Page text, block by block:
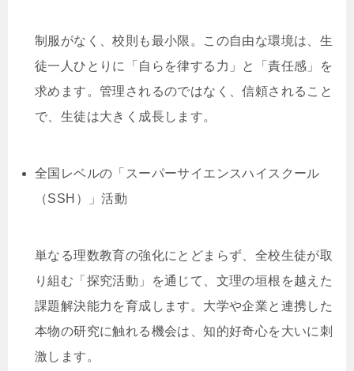
制服がなく、校則も最小限。この自由な環境は、生
徒一人ひとりに「自らを律する力」と「責任感」を
求めます。管理されるのではなく、信頼されること
で、生徒は大きく成長します。
全国レベルの「スーパーサイエンスハイスクール
（SSH）」活動
単なる理数教育の強化にとどまらず、全校生徒が取
り組む「探究活動」を通じて、文理の垣根を越えた
課題解決能力を育成します。大学や企業と連携した
本物の研究に触れる機会は、知的好奇心を大いに刺
激します。